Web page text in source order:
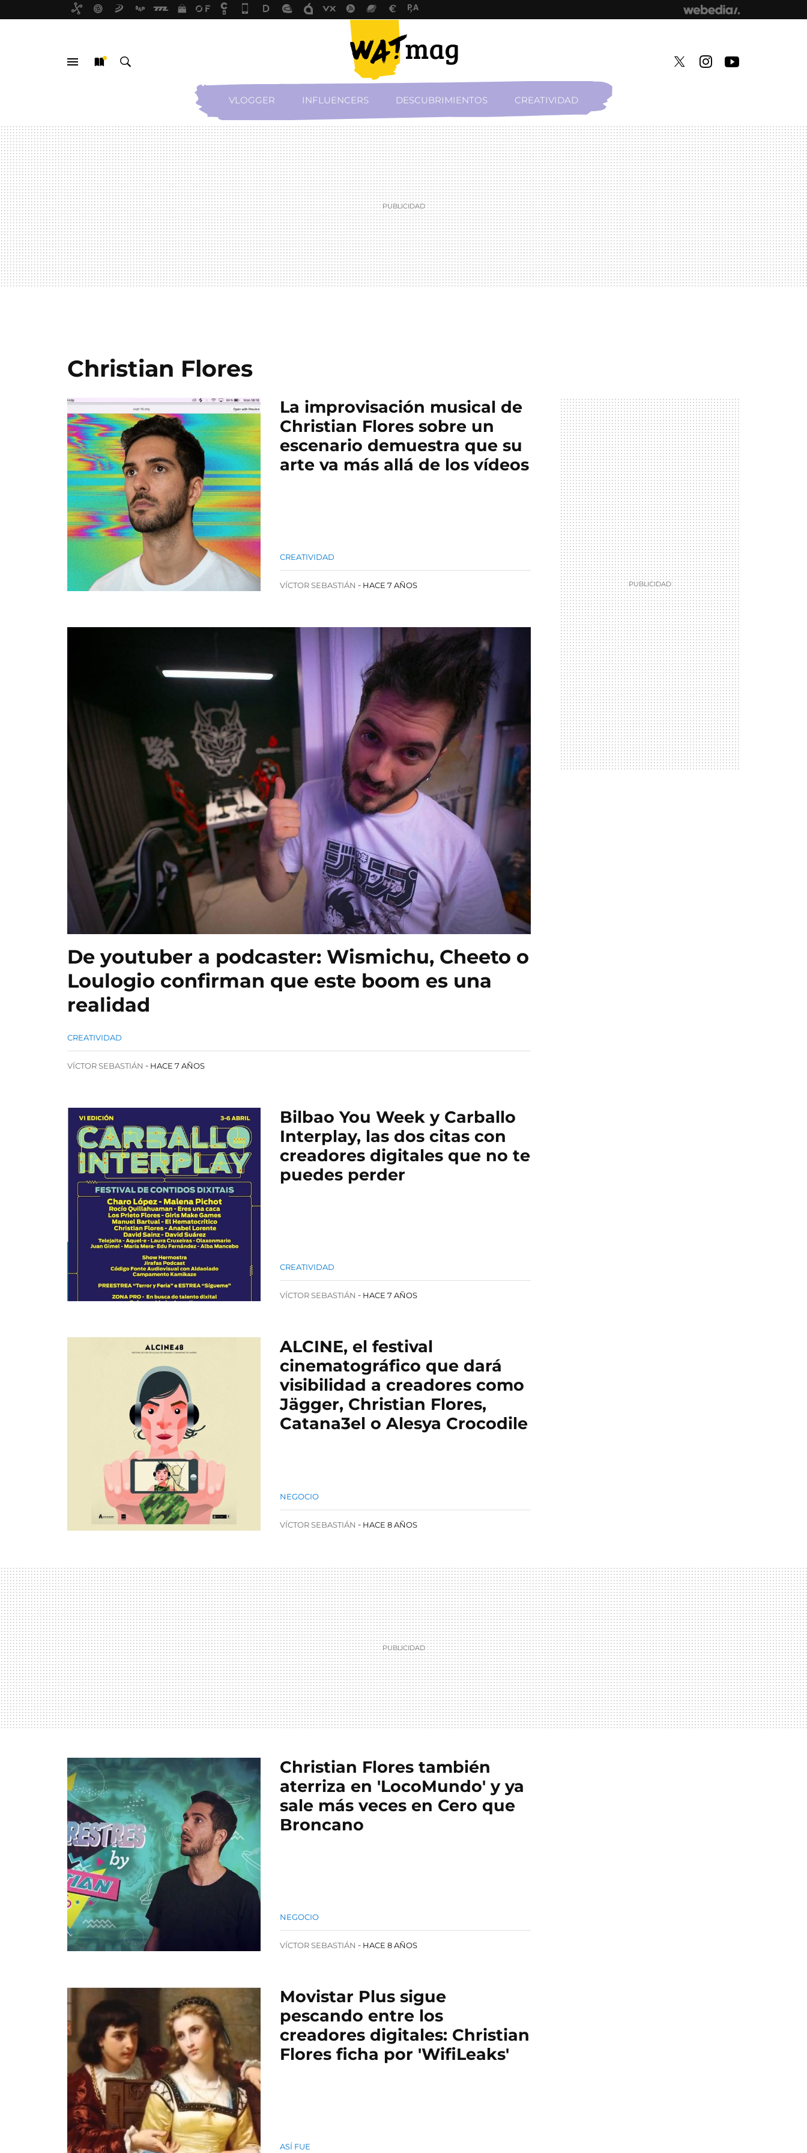
VLOGGER INFLUENCERS DESCUBRIMIENTOS CREATIVIDAD
Christian Flores
La improvisación musical de
Christian Flores sobre un
escenario demuestra que su
arte va más allá de los vídeos
CREATIVIDAD
VÍCTOR SEBASTIÁN HACE 7 AÑOS
De youtuber a podcaster: Wismichu, Cheeto o
Loulogio confirman que este boom es una
realidad
CREATIVIDAD
VÍCTOR SEBASTIÁN HACE 7 AÑOS
Bilbao You Week y Carballo
Interplay, las dos citas con
creadores digitales que no te
puedes perder
CREATIVIDAD
VÍCTOR SEBASTIÁN HACE 7 AÑOS
ALCINE, el festival
cinematográfico que dará
visibilidad a creadores como
Jägger, Christian Flores,
Catana3el o Alesya Crocodile
NEGOCIO
VÍCTOR SEBASTIÁN HACE 8 AÑOS
Christian Flores también
aterriza en 'LocoMundo' y ya
sale más veces en Cero que
Broncano
NEGOCIO
VÍCTOR SEBASTIÁN HACE 8 AÑOS
Movistar Plus sigue
pescando entre los
creadores digitales: Christian
Flores ficha por 'WifiLeaks'
ASÍ FUE